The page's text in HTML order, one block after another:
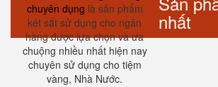
chuyên dụng là sản phẩm
két sắt sử dụng cho ngân
hàng được lựa chọn và ưa
chuộng nhiều nhất hiện nay
chuyên sử dụng cho tiệm
vàng, Nhà Nước.
nhất